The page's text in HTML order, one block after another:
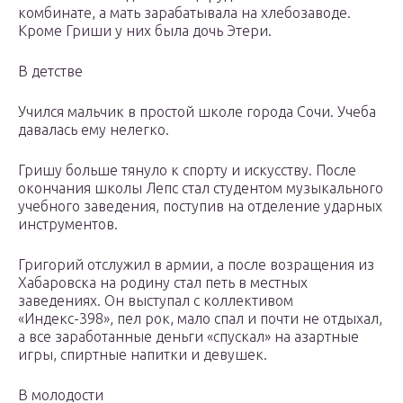
комбинате, а мать зарабатывала на хлебозаводе.
Кроме Гриши у них была дочь Этери.
В детстве
Учился мальчик в простой школе города Сочи. Учеба
давалась ему нелегко.
Гришу больше тянуло к спорту и искусству. После
окончания школы Лепс стал студентом музыкального
учебного заведения, поступив на отделение ударных
инструментов.
Григорий отслужил в армии, а после возращения из
Хабаровска на родину стал петь в местных
заведениях. Он выступал с коллективом
«Индекс-398», пел рок, мало спал и почти не отдыхал,
а все заработанные деньги «спускал» на азартные
игры, спиртные напитки и девушек.
В молодости